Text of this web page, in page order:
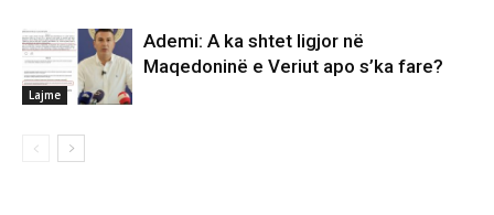
Lajme
Ademi: A ka shtet ligjor në
Maqedoninë e Veriut apo s’ka fare?